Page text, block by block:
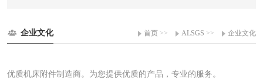
企业文化 首页 >> ALSGS >> 企业文化
优质机床附件制造商。为您提供优质的产品，专业的服务。